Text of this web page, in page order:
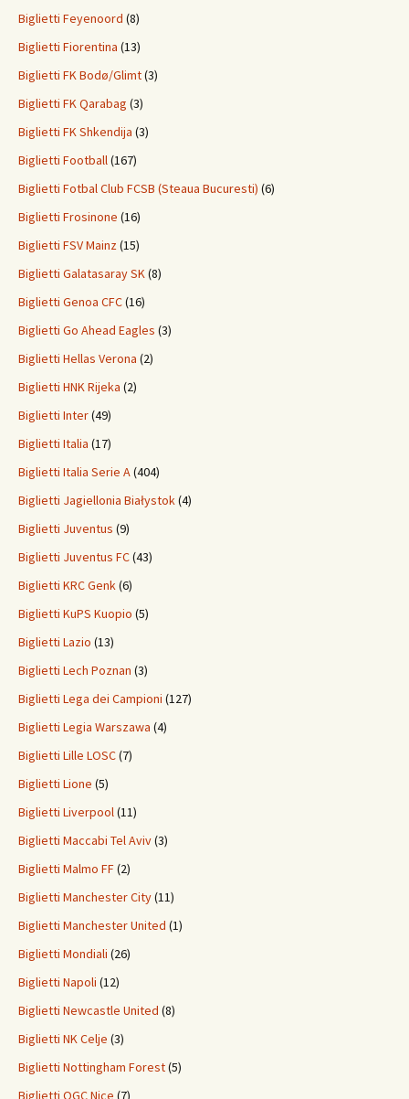
Biglietti Feyenoord (8)
Biglietti Fiorentina (13)
Biglietti FK Bodø/Glimt(3)
Biglietti FK Qarabag (3)
Biglietti FK Shkendija (3)
Biglietti Football(167)
Biglietti Fotbal Club FCSB (Steaua Bucuresti) (6)
Biglietti Frosinone (16)
Biglietti FSV Mainz(15)
Biglietti Galatasaray SK(8)
Biglietti Genoa CFC(16)
Biglietti Go Ahead Eagles (3)
Biglietti Hellas Verona (2)
Biglietti HNK Rijeka (2)
Biglietti Inter(49)
Biglietti Italia (17)
Biglietti Italia Serie A(404)
Biglietti Jagiellonia Białystok(4)
Biglietti Juventus (9)
Biglietti Juventus FC(43)
Biglietti KRC Genk(6)
Biglietti KuPS Kuopio (5)
Biglietti Lazio (13)
Biglietti Lech Poznan (3)
Biglietti Lega dei Campioni (127)
Biglietti Legia Warszawa (4)
Biglietti Lille LOSC(7)
Biglietti Lione (5)
Biglietti Liverpool(11)
Biglietti Maccabi Tel Aviv(3)
Biglietti Malmo FF(2)
Biglietti Manchester City(11)
Biglietti Manchester United (1)
Biglietti Mondiali (26)
Biglietti Napoli (12)
Biglietti Newcastle United (8)
Biglietti NK Celje (3)
Biglietti Nottingham Forest(5)
Biglietti OGC Nice (7)